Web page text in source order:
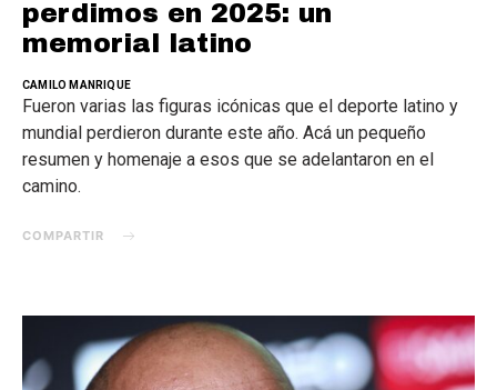
perdimos en 2025: un
memorial latino
CAMILO MANRIQUE
Fueron varias las figuras icónicas que el deporte latino y
mundial perdieron durante este año. Acá un pequeño
resumen y homenaje a esos que se adelantaron en el
camino.
COMPARTIR